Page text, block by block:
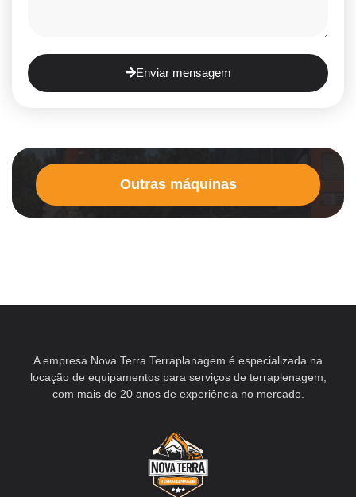
Enviar mensagem
Outras máquinas
A empresa Nova Terra Terraplanagem é especializada na
locação de equipamentos para serviços de terraplenagem,
com mais de 20 anos de experiência no mercado.